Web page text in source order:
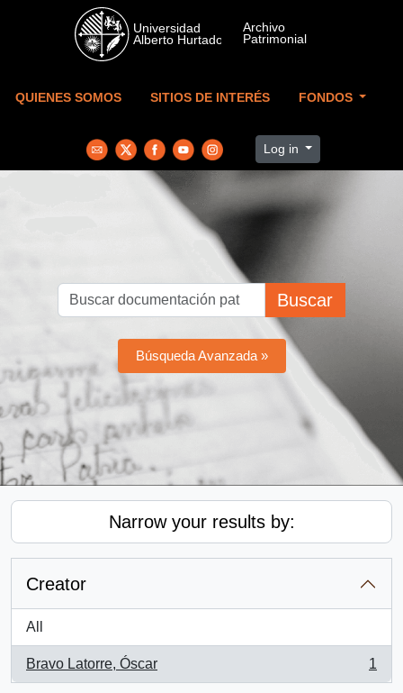
Skip to main content
QUIENES SOMOS SITIOS DE INTERÉS FONDOS
Log in
Buscar
Búsqueda Avanzada »
Narrow your results by:
Creator
All
Bravo Latorre, Óscar
, 1 results
1